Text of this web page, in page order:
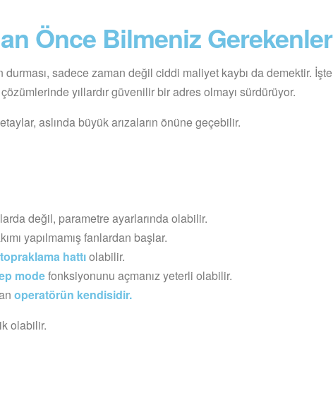
Önce Bilmeniz Gerekenler
sadece zaman değil ciddi maliyet kaybı da demektir. İşte
çözümlerinde yıllardır güvenilir bir adres olmayı sürdürüyor.
aslında büyük arızaların önüne geçebilir.
değil, parametre ayarlarında olabilir.
yapılmamış fanlardan başlar.
topraklama hattıolabilir.
modefonksiyonunu açmanız yeterli olabilir.
operatörün kendisidir.
olabilir.